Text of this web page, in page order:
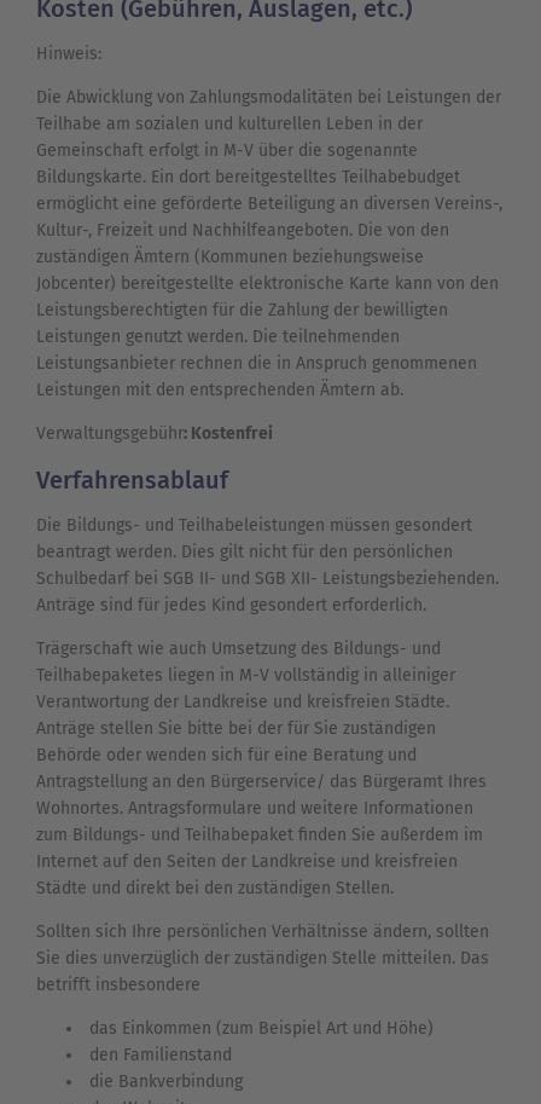
Kosten (Gebühren, Auslagen, etc.)
Hinweis:
Die Abwicklung von Zahlungsmodalitäten bei Leistungen der
Teilhabe am sozialen und kulturellen Leben in der
Gemeinschaft erfolgt in M-V über die sogenannte
Bildungskarte. Ein dort bereitgestelltes Teilhabebudget
ermöglicht eine geförderte Beteiligung an diversen Vereins-,
Kultur-, Freizeit und Nachhilfeangeboten. Die von den
zuständigen Ämtern (Kommunen beziehungsweise
Jobcenter) bereitgestellte elektronische Karte kann von den
Leistungsberechtigten für die Zahlung der bewilligten
Leistungen genutzt werden. Die teilnehmenden
Leistungsanbieter rechnen die in Anspruch genommenen
Leistungen mit den entsprechenden Ämtern ab.
Verwaltungsgebühr: Kostenfrei
Verfahrensablauf
Die Bildungs- und Teilhabeleistungen müssen gesondert
beantragt werden. Dies gilt nicht für den persönlichen
Schulbedarf bei SGB II- und SGB XII- Leistungsbeziehenden.
Anträge sind für jedes Kind gesondert erforderlich.
Trägerschaft wie auch Umsetzung des Bildungs- und
Teilhabepaketes liegen in M-V vollständig in alleiniger
Verantwortung der Landkreise und kreisfreien Städte.
Anträge stellen Sie bitte bei der für Sie zuständigen
Behörde oder wenden sich für eine Beratung und
Antragstellung an den Bürgerservice/ das Bürgeramt Ihres
Wohnortes. Antragsformulare und weitere Informationen
zum Bildungs- und Teilhabepaket finden Sie außerdem im
Internet auf den Seiten der Landkreise und kreisfreien
Städte und direkt bei den zuständigen Stellen.
Sollten sich Ihre persönlichen Verhältnisse ändern, sollten
Sie dies unverzüglich der zuständigen Stelle mitteilen. Das
betrifft insbesondere
das Einkommen (zum Beispiel Art und Höhe)
den Familienstand
die Bankverbindung